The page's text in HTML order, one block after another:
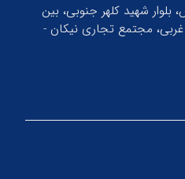
شهید کلهر جنوبی، بین
مجتمع تجاری نیکان -